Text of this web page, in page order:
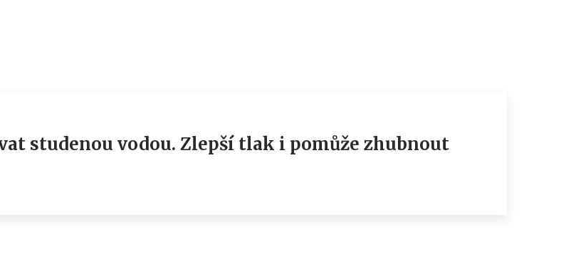
studenou vodou. Zlepší tlak i pomůže zhubnout